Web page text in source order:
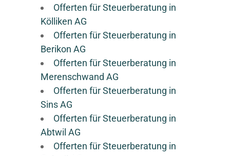
Offerten für Steuerberatung in
Kölliken AG
Offerten für Steuerberatung in
Berikon AG
Offerten für Steuerberatung in
Merenschwand AG
Offerten für Steuerberatung in
Sins AG
Offerten für Steuerberatung in
Abtwil AG
Offerten für Steuerberatung in